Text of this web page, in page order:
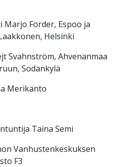
Marjo Forder, Espoo ja
Helsinki
Svahnström, Ahvenanmaa
Sodankylä
Merikanto
Taina Semi
Vanhustenkeskuksen
F3